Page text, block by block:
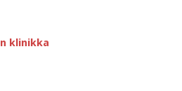
klinikka